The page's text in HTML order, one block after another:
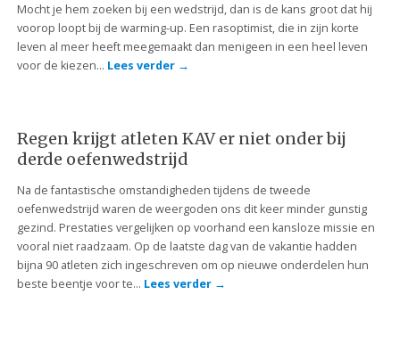
Mocht je hem zoeken bij een wedstrijd, dan is de kans groot dat hij
voorop loopt bij de warming-up. Een rasoptimist, die in zijn korte
leven al meer heeft meegemaakt dan menigeen in een heel leven
voor de kiezen… Lees verder →
Regen krijgt atleten KAV er niet onder bij
derde oefenwedstrijd
Na de fantastische omstandigheden tijdens de tweede
oefenwedstrijd waren de weergoden ons dit keer minder gunstig
gezind. Prestaties vergelijken op voorhand een kansloze missie en
vooral niet raadzaam. Op de laatste dag van de vakantie hadden
bijna 90 atleten zich ingeschreven om op nieuwe onderdelen hun
beste beentje voor te… Lees verder →